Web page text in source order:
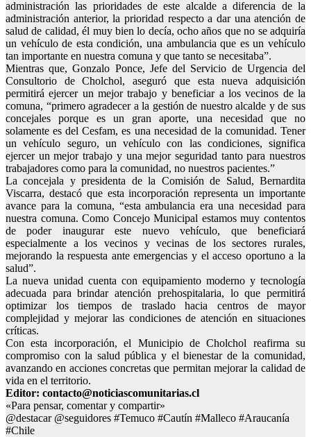
administración las prioridades de este alcalde a diferencia de la
administración anterior, la prioridad respecto a dar una atención de
salud de calidad, él muy bien lo decía, ocho años que no se adquiría
un vehículo de esta condición, una ambulancia que es un vehículo
tan importante en nuestra comuna y que tanto se necesitaba”.
Mientras que, Gonzalo Ponce, Jefe del Servicio de Urgencia del
Consultorio de Cholchol, aseguró que esta nueva adquisición
permitirá ejercer un mejor trabajo y beneficiar a los vecinos de la
comuna, “primero agradecer a la gestión de nuestro alcalde y de sus
concejales porque es un gran aporte, una necesidad que no
solamente es del Cesfam, es una necesidad de la comunidad. Tener
un vehículo seguro, un vehículo con las condiciones, significa
ejercer un mejor trabajo y una mejor seguridad tanto para nuestros
trabajadores como para la comunidad, no nuestros pacientes.”
La concejala y presidenta de la Comisión de Salud, Bernardita
Viscarra, destacó que esta incorporación representa un importante
avance para la comuna, “esta ambulancia era una necesidad para
nuestra comuna. Como Concejo Municipal estamos muy contentos
de poder inaugurar este nuevo vehículo, que beneficiará
especialmente a los vecinos y vecinas de los sectores rurales,
mejorando la respuesta ante emergencias y el acceso oportuno a la
salud”.
La nueva unidad cuenta con equipamiento moderno y tecnología
adecuada para brindar atención prehospitalaria, lo que permitirá
optimizar los tiempos de traslado hacia centros de mayor
complejidad y mejorar las condiciones de atención en situaciones
críticas.
Con esta incorporación, el Municipio de Cholchol reafirma su
compromiso con la salud pública y el bienestar de la comunidad,
avanzando en acciones concretas que permitan mejorar la calidad de
vida en el territorio.
Editor: contacto@noticiascomunitarias.cl
«Para pensar, comentar y compartir»
@destacar @seguidores #Temuco #Cautín #Malleco #Araucanía
#Chile